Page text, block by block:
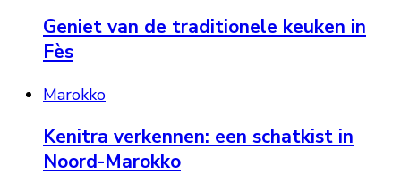
Geniet van de traditionele keuken in
Fès
Marokko
Kenitra verkennen: een schatkist in
Noord-Marokko